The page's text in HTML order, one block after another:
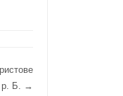
р. Б. →